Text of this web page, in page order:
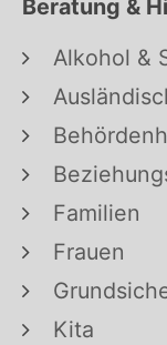
Beratung &
Alkohol &
Familien
Frauen
Kita